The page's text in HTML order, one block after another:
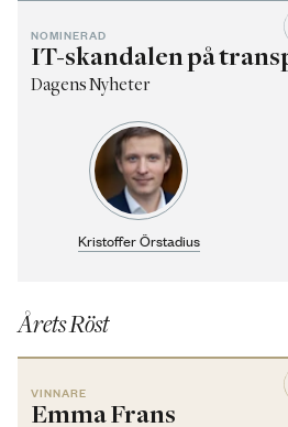
NOMINERAD
IT-skandalen på
Dagens Nyheter
Kristoffer Örstadius
Årets Röst
VINNARE
Emma Frans